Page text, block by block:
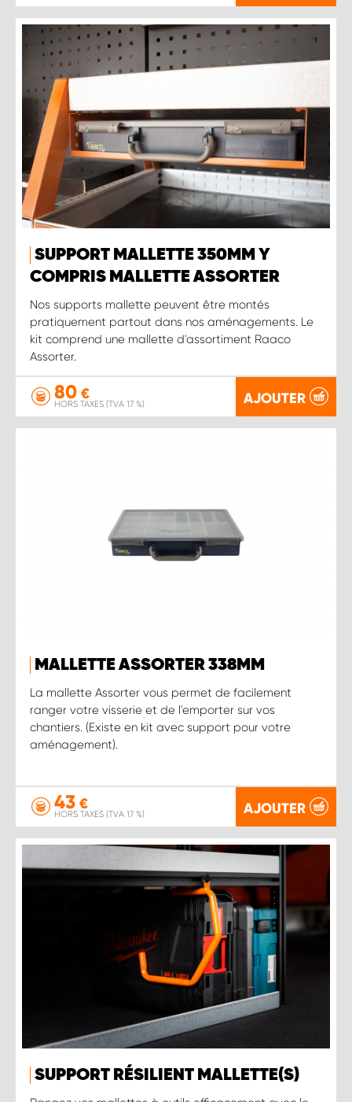
SUPPORT MALLETTE 350MM Y
COMPRIS MALLETTE ASSORTER
Nos supports mallette peuvent être montés
pratiquement partout dans nos aménagements. Le
kit comprend une mallette d'assortiment Raaco
Assorter.
80 €
HORS TAXES (TVA 17 %) AJOUTER
MALLETTE ASSORTER 338MM
La mallette Assorter vous permet de facilement
ranger votre visserie et de l'emporter sur vos
chantiers. (Existe en kit avec support pour votre
aménagement).
43 €
HORS TAXES (TVA 17 %) AJOUTER
SUPPORT RÉSILIENT MALLETTE(S)